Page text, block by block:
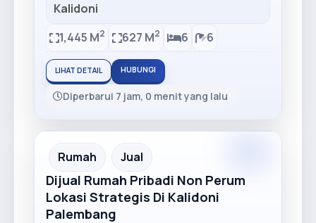
Kalidoni
1,445 M2 627 M2 6 6
LIHAT DETAIL HUBUNGI
Diperbarui 7 jam, 0 menit yang lalu
Rumah Jual
Dijual Rumah Pribadi Non Perum
Lokasi Strategis Di Kalidoni
Palembang